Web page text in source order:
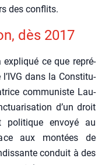
des conflits.
dès 2017
expli­qué ce que repré­
dans la Consti­tu­
com­mu­niste Lau­
d’un droit
poli­tique envoyé au
aux mon­tées de
conduit à des